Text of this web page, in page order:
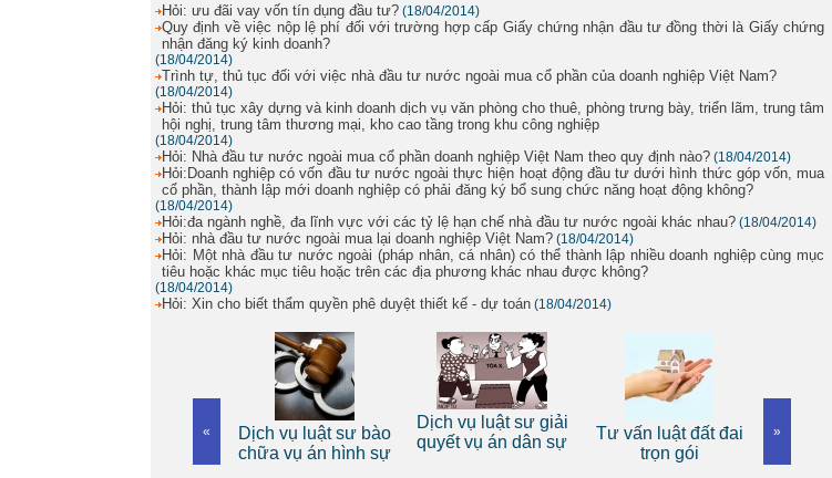
Hỏi: ưu đãi vay vốn tín dụng đầu tư? (18/04/2014)
Quy định về việc nộp lệ phí đối với trường hợp cấp Giấy chứng nhận đầu tư đồng thời là Giấy chứng
nhận đăng ký kinh doanh?
(18/04/2014)
Trình tự, thủ tục đối với việc nhà đầu tư nước ngoài mua cổ phần của doanh nghiệp Việt Nam?
(18/04/2014)
Hỏi: thủ tục xây dựng và kinh doanh dịch vụ văn phòng cho thuê, phòng trưng bày, triển lãm, trung tâm
hội nghị, trung tâm thương mại, kho cao tầng trong khu công nghiệp
(18/04/2014)
Hỏi: Nhà đầu tư nước ngoài mua cổ phần doanh nghiệp Việt Nam theo quy định nào? (18/04/2014)
Hỏi:Doanh nghiệp có vốn đầu tư nước ngoài thực hiện hoạt động đầu tư dưới hình thức góp vốn, mua
cổ phần, thành lập mới doanh nghiệp có phải đăng ký bổ sung chức năng hoạt động không?
(18/04/2014)
Hỏi:đa ngành nghề, đa lĩnh vực với các tỷ lệ hạn chế nhà đầu tư nước ngoài khác nhau? (18/04/2014)
Hỏi: nhà đầu tư nước ngoài mua lại doanh nghiệp Việt Nam? (18/04/2014)
Hỏi: Một nhà đầu tư nước ngoài (pháp nhân, cá nhân) có thể thành lập nhiều doanh nghiệp cùng mục
tiêu hoặc khác mục tiêu hoặc trên các địa phương khác nhau được không?
(18/04/2014)
Hỏi: Xin cho biết thẩm quyền phê duyệt thiết kế - dự toán (18/04/2014)
« »
Dịch vụ luật sư bào
chữa vụ án hình sự
Dịch vụ luật sư giải
quyết vụ án dân sự
Tư vấn luật đất đai
trọn gói
Dịch